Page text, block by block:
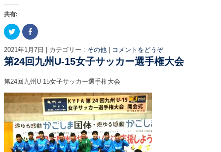
共有:
ク
リ
ク
し
て
T
i
t
e
r
で
共
有
(
新
し
い
ウ
F
a
e
b
o
o
で
共
す
る
に
は
ク
リ
ッ
ク
し
て
2021年1月7日 | カテゴリー : その他 | コメントをどうぞ
第24回九州U-15女子サッカー選手権大会
第24回九州U-15女子サッカー選手権大会